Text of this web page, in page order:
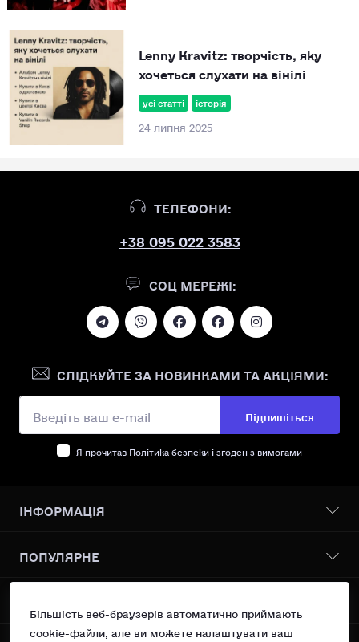
усі статті історія
24 липня 2025
Lenny Kravitz: творчість, яку
хочеться слухати на вінілі
ТЕЛЕФОНИ:
+38 095 022 3583
СОЦ МЕРЕЖІ:
СЛІДКУЙТЕ ЗА НОВИНКАМИ ТА АКЦІЯМИ:
Підпишіться
Я прочитав Політика безпеки і згоден з вимогами
ІНФОРМАЦІЯ
Про нас
Доставка І оплата
Умови згоди
ПОПУЛЯРНЕ
Всі товари
Vanilin Records Service
Сучасний поп
Україна, м.Київ вул. Рейтарська 31/16 оф 10
Більшість веб-браузерів автоматично приймають
cookie-файли, але ви можете налаштувати ваш